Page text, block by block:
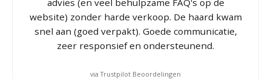
website) zonder harde verkoop. De haard kwam
snel aan (goed verpakt). Goede communicatie,
zeer responsief en ondersteunend.
via Trustpilot Beoordelingen